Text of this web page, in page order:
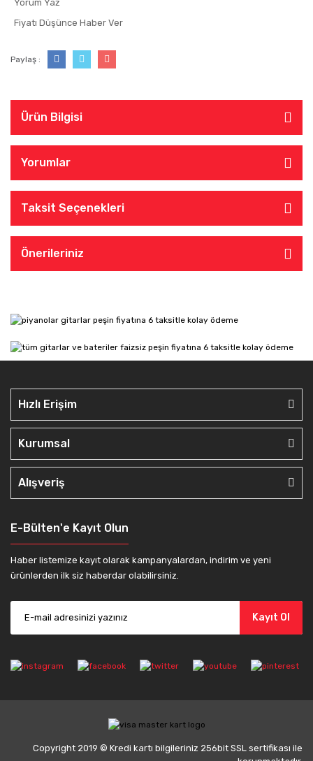
Yorum Yaz
Fiyatı Düşünce Haber Ver
Paylaş :
Ürün Bilgisi
Yorumlar
Taksit Seçenekleri
Önerileriniz
Hızlı Erişim
Kurumsal
Alışveriş
E-Bülten'e Kayıt Olun
Haber listemize kayıt olarak kampanyalardan, indirim ve yeni
ürünlerden ilk siz haberdar olabilirsiniz.
Kayıt Ol
Copyright 2019 © Kredi kartı bilgileriniz 256bit SSL sertifikası ile